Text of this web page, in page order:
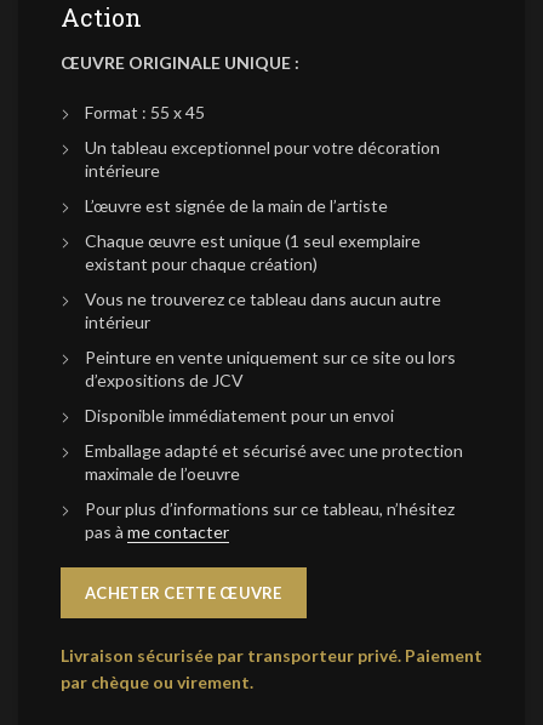
Action
ŒUVRE ORIGINALE UNIQUE :
Format : 55 x 45
Un tableau exceptionnel pour votre décoration
intérieure
L’œuvre est signée de la main de l’artiste
Chaque œuvre est unique (1 seul exemplaire
existant pour chaque création)
Vous ne trouverez ce tableau dans aucun autre
intérieur
Peinture en vente uniquement sur ce site ou lors
d’expositions de JCV
Disponible immédiatement pour un envoi
Emballage adapté et sécurisé avec une protection
maximale de l’oeuvre
Pour plus d’informations sur ce tableau, n’hésitez
pas à me contacter
ACHETER CETTE ŒUVRE
Livraison sécurisée par transporteur privé. Paiement
par chèque ou virement.